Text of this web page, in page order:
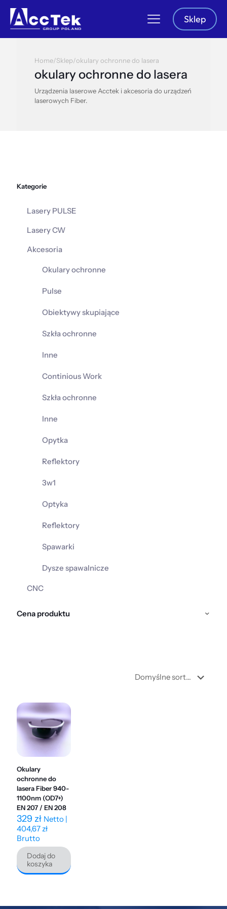
Sklep
Home/Sklep/okulary ochronne do lasera
okulary ochronne do lasera
Urządzenia laserowe Acctek i akcesoria do urządzeń
laserowych Fiber.
Kategorie
Lasery PULSE
Lasery CW
Akcesoria
Okulary ochronne
Pulse
Obiektywy skupiające
Szkła ochronne
Inne
Continious Work
Szkła ochronne
Inne
Opytka
Reflektory
3w1
Optyka
Reflektory
Spawarki
Dysze spawalnicze
CNC
Cena produktu
Okulary
ochronne do
lasera Fiber 940-
1100nm (OD7+)
EN 207 / EN 208
329 zł Netto |
404,67zł
Brutto
Dodaj do
koszyka